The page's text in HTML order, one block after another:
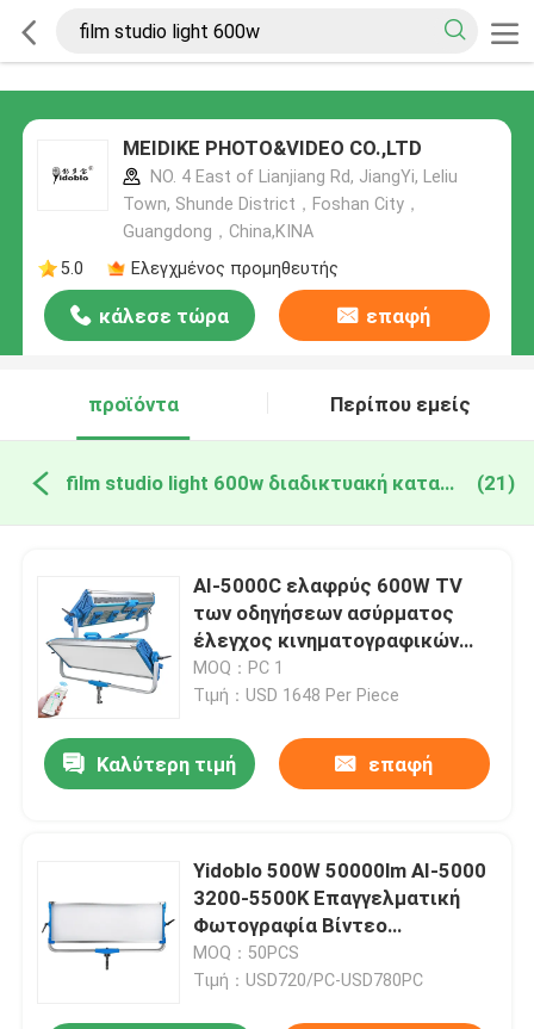
MEIDIKE PHOTO&VIDEO CO.,LTD
NO. 4 East of Lianjiang Rd, JiangYi, Leliu
Town, Shunde District，Foshan City，
Guangdong，China,ΚΙΝΑ
5.0
Ελεγχμένος προμηθευτής
κάλεσε τώρα επαφή
προϊόντα Περίπου εμείς
film studio light 600w διαδικτυακή κατασκευή (21)
AI-5000C ελαφρύς 600W TV
των οδηγήσεων ασύρματος
έλεγχος κινηματογραφικών
στούντιο με τον τρόπο
πηκτωμάτων
MOQ：PC 1
Τιμή：USD 1648 Per Piece
Καλύτερη τιμή επαφή
Yidoblo 500W 50000lm AI-5000
3200-5500K Επαγγελματική
Φωτογραφία Βίντεο
Μεταλλικό στούντιο συνεχές
φως Φωτογραφία φωτισμός
MOQ：50PCS
Τιμή：USD720/PC-USD780PC